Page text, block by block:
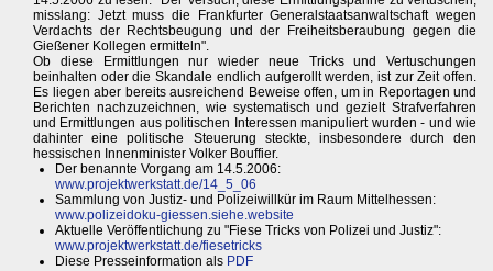
misslang: Jetzt muss die Frankfurter Generalstaatsanwaltschaft wegen
Verdachts der Rechtsbeugung und der Freiheitsberaubung gegen die
Gießener Kollegen ermitteln".
Ob diese Ermittlungen nur wieder neue Tricks und Vertuschungen
beinhalten oder die Skandale endlich aufgerollt werden, ist zur Zeit offen.
Es liegen aber bereits ausreichend Beweise offen, um in Reportagen und
Berichten nachzuzeichnen, wie systematisch und gezielt Strafverfahren
und Ermittlungen aus politischen Interessen manipuliert wurden - und wie
dahinter eine politische Steuerung steckte, insbesondere durch den
hessischen Innenminister Volker Bouffier.
Der benannte Vorgang am 14.5.2006:
www.projektwerkstatt.de/14_5_06
Sammlung von Justiz- und Polizeiwillkür im Raum Mittelhessen:
www.polizeidoku-giessen.siehe.website
Aktuelle Veröffentlichung zu "Fiese Tricks von Polizei und Justiz":
www.projektwerkstatt.de/fiesetricks
Diese Presseinformation als PDF